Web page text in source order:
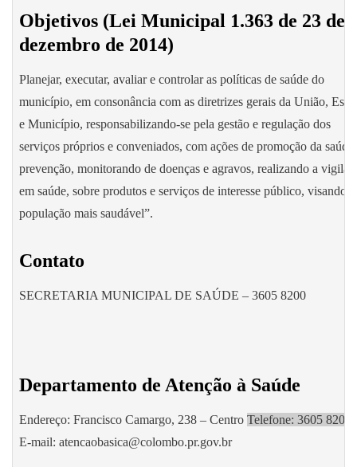
Objetivos (Lei Municipal 1.363 de 23 de
dezembro de 2014)
Planejar, executar, avaliar e controlar as políticas de saúde do
município, em consonância com as diretrizes gerais da União,
e Município, responsabilizando-se pela gestão e regulação dos
serviços próprios e conveniados, com ações de promoção da saúde,
prevenção, monitorando de doenças e agravos, realizando a
em saúde, sobre produtos e serviços de interesse público, visando
população mais saudável”.
Contato
SECRETARIA MUNICIPAL DE SAÚDE – 3605 8200
Departamento de Atenção à Saúde
Endereço: Francisco Camargo, 238 – Centro Telefone: 3605 8200
E-mail: atencaobasica@colombo.pr.gov.br